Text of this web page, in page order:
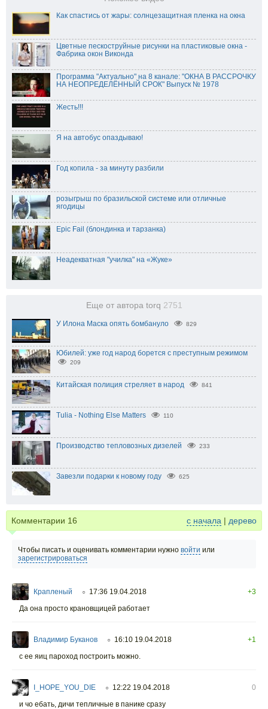
Как спастись от жары: солнцезащитная пленка на окна
Цветные пескоструйные рисунки на пластиковые окна -
Фабрика окон Виконда
Программа "Актуально" на 8 канале: "ОКНА В РАССРОЧКУ
НА НЕОПРЕДЕЛЁННЫЙ СРОК" Выпуск № 1978
Жесть!!!
Я на автобус опаздываю!
Год копила - за минуту разбили
розыгрыш по бразильской системе или отличные
ягодицы
Epic Fail (блондинка и тарзанка)
Неадекватная "училка" на «Жуке»
Еще от автора torq 2751
У Илона Маска опять бомбануло 829
Юбилей: уже год народ борется с преступным режимом
209
Китайская полиция стреляет в народ 841
Tulia - Nothing Else Matters 110
Производство тепловозных дизелей 233
Завезли подарки к новому году 625
Комментарии 16 с начала | дерево
Чтобы писать и оценивать комментарии нужно войти или
зарегистрироваться
Крапленый ○ 17:36 19.04.2018
+3
Да она просто крановщицей работает
Владимир Буканов ○ 16:10 19.04.2018
+1
с ее яиц пароход построить можно.
I_HOPE_YOU_DIE ○ 12:22 19.04.2018
0
и чо ебать, дичи тепличные в панике сразу